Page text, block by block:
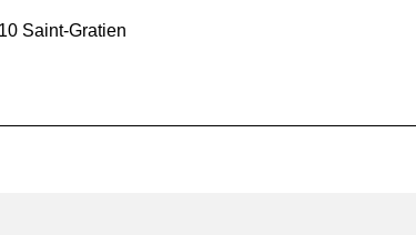
Saint-Gratien